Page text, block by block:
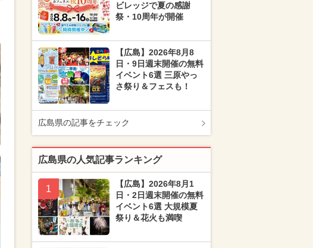
ビレッジで夏の感謝
祭・10周年が開催
【広島】2026年8月8
日・9日週末開催の無料
イベント6選 三原やっ
さ祭り＆フェスも！
広島県の記事をチェック
広島県の人気記事ランキング
1
【広島】2026年8月1
日・2日週末開催の無料
イベント6選 大規模夏
祭り＆花火も満喫